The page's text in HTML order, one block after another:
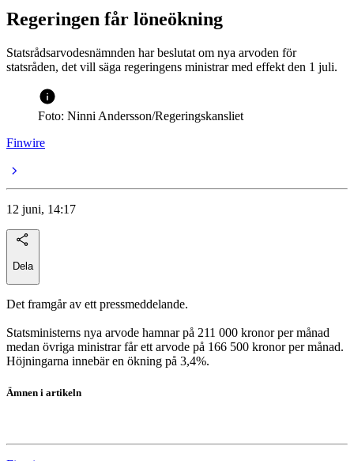
Regeringen får löneökning
Statsrådsarvodesnämnden har beslutat om nya arvoden för
statsråden, det vill säga regeringens ministrar med effekt den 1 juli.
Foto: Ninni Andersson/Regeringskansliet
Finwire
12 juni, 14:17
Dela
Det framgår av ett pressmeddelande.
Statsministerns nya arvode hamnar på 211 000 kronor per månad
medan övriga ministrar får ett arvode på 166 500 kronor per månad.
Höjningarna innebär en ökning på 3,4%.
Ämnen i artikeln